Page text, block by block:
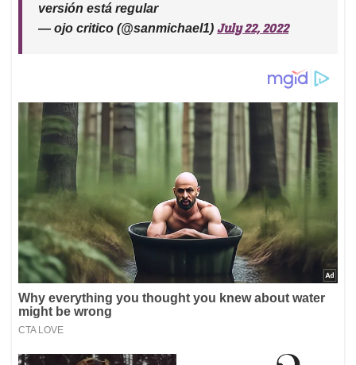
versión está regular
— ojo critico (@sanmichael1) July 22, 2022